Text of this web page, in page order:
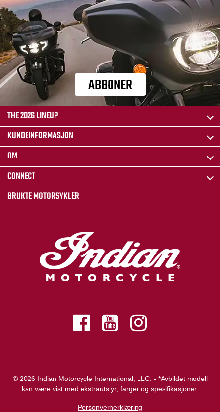
ABBONER
THE 2026 LINEUP
KUNDEINFORMASJON
OM
CONNECT
BRUKTE MOTORSYKLER
© 2026 Indian Motorcycle International, LLC. - *Avbildet modell
kan være vist med ekstrautstyr, farger og spesifikasjoner.
Personvernerklæring